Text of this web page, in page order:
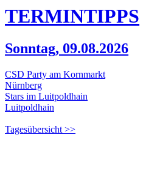
TERMINTIPPS
Sonntag, 09.08.2026
CSD Party am Kornmarkt
Nürnberg
Stars im Luitpoldhain
Luitpoldhain
Tagesübersicht >>